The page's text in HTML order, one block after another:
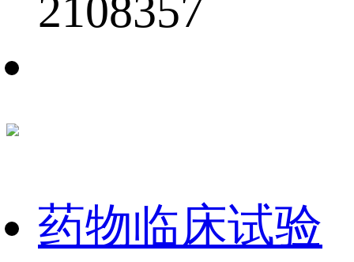
2108357
药物临床试验